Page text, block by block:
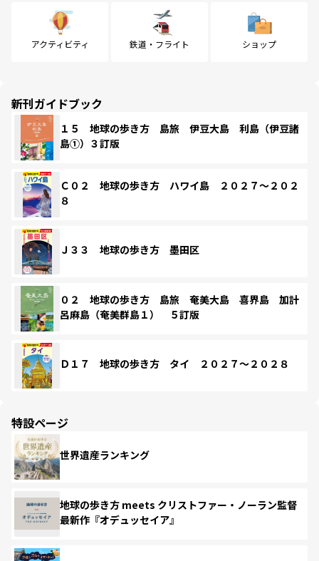
アクティビティ 鉄道・フライト ショップ
新刊ガイドブック
１５ 地球の歩き方 島旅 伊豆大島 利島（伊豆諸
島①）３訂版
Ｃ０２ 地球の歩き方 ハワイ島 ２０２７～２０２
８
Ｊ３３ 地球の歩き方 墨田区
０２ 地球の歩き方 島旅 奄美大島 喜界島 加計
呂麻島（奄美群島１） ５訂版
Ｄ１７ 地球の歩き方 タイ ２０２７～２０２８
特設ページ
世界遺産ランキング
地球の歩き方 meets クリストファー・ノーラン監督
最新作『オデュッセイア』